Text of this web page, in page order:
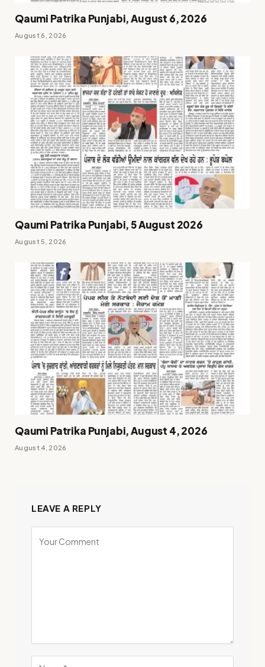
Qaumi Patrika Punjabi, August 6, 2026
August 6, 2026
Qaumi Patrika Punjabi, 5 August 2026
August 5, 2026
Qaumi Patrika Punjabi, August 4, 2026
August 4, 2026
LEAVE A REPLY